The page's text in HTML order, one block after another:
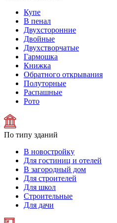
Купе
В пенал
Двухсторонние
Двойные
Двухстворчатые
Гармошка
Книжка
Обратного открывания
Полуторные
Распашные
Рото
По типу зданий
В новостройку
Для гостиниц и отелей
В загородный дом
Для строителей
Для школ
Строительные
Для дачи